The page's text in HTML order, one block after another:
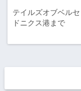
テイルズオブベル
ドニクス港まで